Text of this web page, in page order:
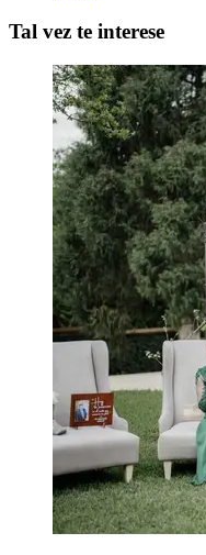
Tal vez te interese